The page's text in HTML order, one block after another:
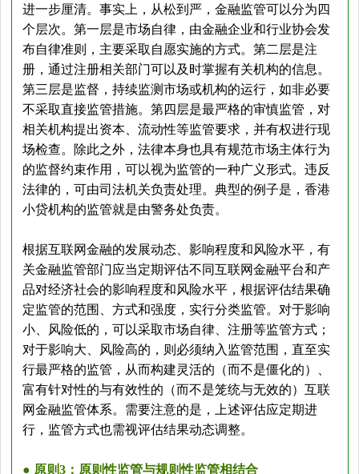
进一步厘清。事实上，从松到严，金融监管可以分为四
个层次。第一层是市场自律，由金融企业和行业协会发
布自律准则，主要采取自愿实施的方式。第二层是注
册，通过注册相关部门可以及时掌握有关机构的信息。
第三层是监督，持续监测市场或机构的运行，如非必要
不采取直接监管措施。第四层是最严格的审慎监管，对
相关机构提出资本、流动性等监管要求，并有权进行现
场检查。除此之外，法律本身也具有规范市场主体行为
的监督约束作用，可以视为监管的一种广义形式。违反
法律的，可由司法机关负责处理。典型的例子是，香港
小贷机构的监管就是由警务处负责。
根据互联网金融的发展动态、影响程度和风险水平，有
关金融监管部门应当定期评估不同互联网金融平台和产
品对经济社会的影响程度和风险水平，根据评估结果确
定监管的范围、方式和强度，实行分类监管。对于影响
小、风险低的，可以采取市场自律、注册等监管方式；
对于影响大、风险高的，则必须纳入监管范围，直至实
行最严格的监管，从而构建灵活的（而不是僵化的）、
富有针对性的与有效性的（而不是笼统与无效的）互联
网金融监管体系。需要注意的是，上述评估应定期进
行，监管方式也需视评估结果动态调整。
● 原则3：原则性监管与规则性监管相结合